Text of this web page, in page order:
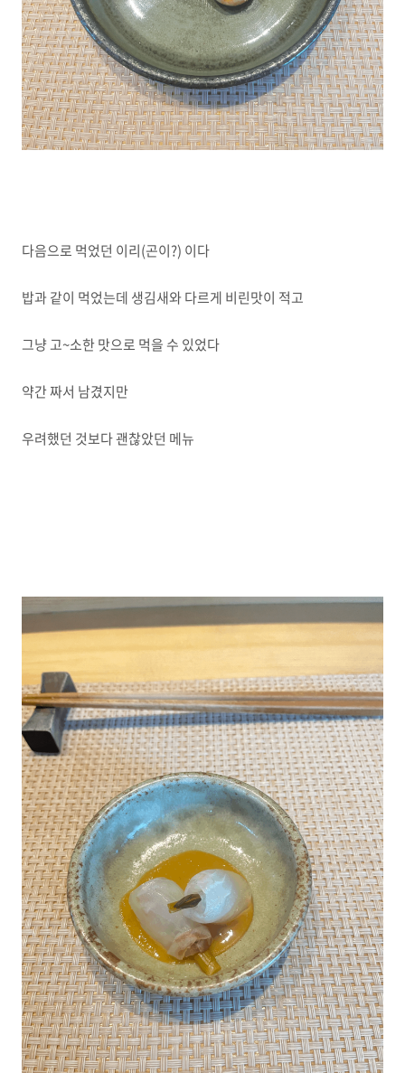
다음으로 먹었던 이리(곤이?) 이다
밥과 같이 먹었는데 생김새와 다르게 비린맛이 적고
그냥 고~소한 맛으로 먹을 수 있었다
약간 짜서 남겼지만
우려했던 것보다 괜찮았던 메뉴